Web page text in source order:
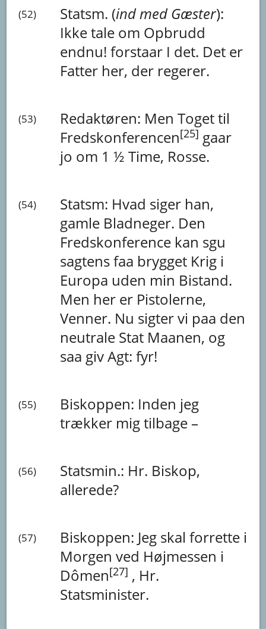
(52) Statsm. (indmedGæster):
Ikketale om Opbrudd
endnu!forstaar I det. Det er
Fatter her, der regerer.
(53) Redaktøren: MenTogettil
Fredskonferencen[25] gaar
jo om 1½Time, Rosse.
(54) Statsm: Hvad siger han,
gamle Bladneger. Den
Fredskonference kan sgu
sagtensfaa brygget Krig i
Europa uden min Bistand.
Men her er Pistolerne,
Venner. Nu sigtervi paa den
neutrale Stat Maanen, og
saa givAgt:fyr!
(55) Biskoppen: Inden jeg
trækker migtilbage –
(56) Statsmin.: Hr. Biskop,
allerede?
(57) Biskoppen: Jeg skalforrette i
Morgenved Højmessen i
Dômen[27] , Hr.
Statsminister.